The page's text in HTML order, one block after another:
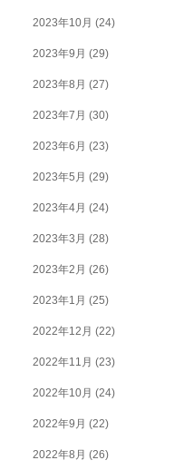
2023年10月 (24)
2023年9月 (29)
2023年8月 (27)
2023年7月 (30)
2023年6月 (23)
2023年5月 (29)
2023年4月 (24)
2023年3月 (28)
2023年2月 (26)
2023年1月 (25)
2022年12月 (22)
2022年11月 (23)
2022年10月 (24)
2022年9月 (22)
2022年8月 (26)